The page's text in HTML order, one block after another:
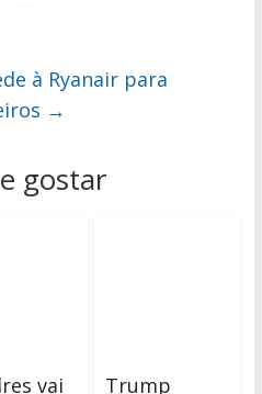
à Ryanair para
→
gostar
vai Trump